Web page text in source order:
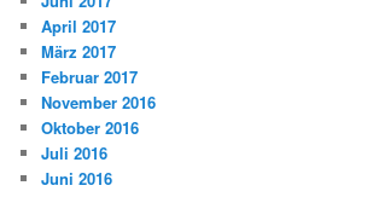
April 2017
März 2017
Februar 2017
November 2016
Oktober 2016
Juli 2016
Juni 2016